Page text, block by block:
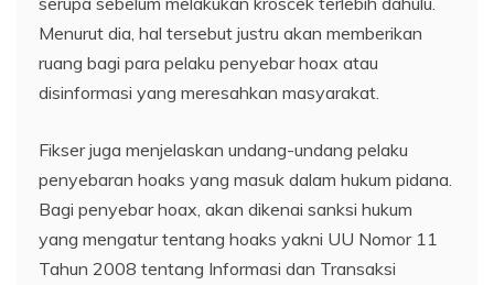
Menurut dia, hal tersebut justru akan memberikan
ruang bagi para pelaku penyebar hoax atau
disinformasi yang meresahkan masyarakat.
Fikser juga menjelaskan undang-undang pelaku
penyebaran hoaks yang masuk dalam hukum pidana.
Bagi penyebar hoax, akan dikenai sanksi hukum
yang mengatur tentang hoaks yakni UU Nomor 11
Tahun 2008 tentang Informasi dan Transaksi